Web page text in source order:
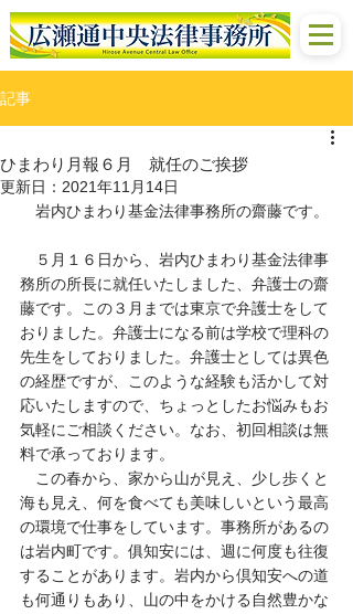
記事
ひまわり月報６月 就任のご挨拶
更新日： 2021年11月14日
岩内ひまわり基金法律事務所の齋藤です。
５月１６日から、岩内ひまわり基金法律事
務所の所長に就任いたしました、弁護士の齋
藤です。この３月までは東京で弁護士をして
おりました。弁護士になる前は学校で理科の
先生をしておりました。弁護士としては異色
の経歴ですが、このような経験も活かして対
応いたしますので、ちょっとしたお悩みもお
気軽にご相談ください。なお、初回相談は無
料で承っております。
この春から、家から山が見え、少し歩くと
海も見え、何を食べても美味しいという最高
の環境で仕事をしています。事務所があるの
は岩内町です。俱知安には、週に何度も往復
することがあります。岩内から倶知安への道
も何通りもあり、山の中をかける自然豊かな